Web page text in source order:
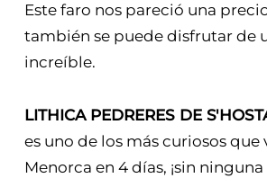
Este faro nos pareció una
también se puede disfrutar de
increíble.
LITHICA PEDRERES DE
es uno de los más curiosos que
Menorca en 4 días, ¡sin